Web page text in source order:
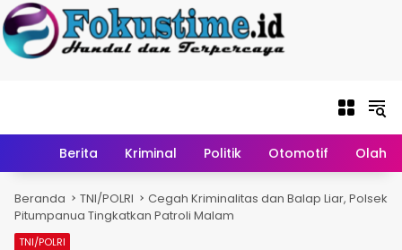
HomeBerita Kriminal Politik Otomotif
Beranda TNI/POLRI
Cegah Kriminalitas dan Balap Liar, Polsek
Pitumpanua Tingkatkan Patroli Malam
TNI/POLRI